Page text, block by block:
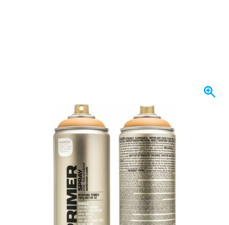
Heute versendet
inkl. MwSt
In den Warenkorb
Vor 22:59 Uhr bestellt,heute versendet
Kostenlos geliefertab 50,- €